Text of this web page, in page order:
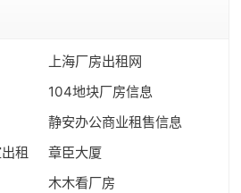
上海厂房出租网
104地块厂房信息
静安办公商业租售信息
租
章臣大厦
木木看厂房